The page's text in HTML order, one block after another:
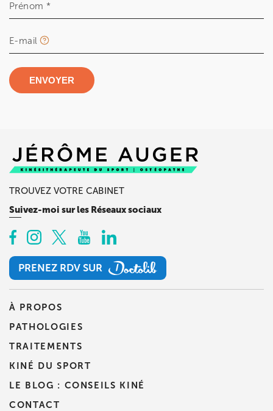
Prénom *
E-mail
ENVOYER
TROUVEZ VOTRE CABINET
Suivez-moi sur les Réseaux sociaux
PRENEZ RDV SUR
PRENEZ RDV SUR
À PROPOS
PATHOLOGIES
TRAITEMENTS
KINÉ DU SPORT
LE BLOG : CONSEILS KINÉ
CONTACT